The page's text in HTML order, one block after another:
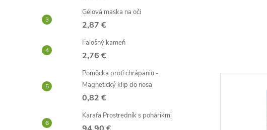
Gélová maska ​​na oči
2,87 €
Falošný kameň
2,76 €
Pomôcka proti chrápaniu -
Magnetický klip do nosa
0,82 €
Karafa Prostredník s pohárikmi